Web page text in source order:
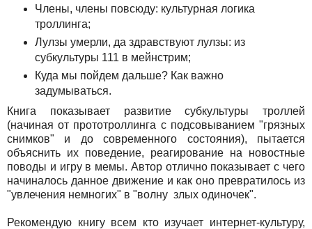
Члены, члены повсюду: культурная логика
троллинга;
Лулзы умерли, да здравствуют лулзы: из
субкультуры 111 в мейнстрим;
Куда мы пойдем дальше? Как важно
задумываться.
Книга показывает развитие субкультуры троллей
(начиная от прототроллинга с подсовыванием "грязных
снимков" и до современного состояния), пытается
объяснить их поведение, реагирование на новостные
поводы и игру в мемы. Автор отлично показывает с чего
начиналось данное движение и как оно превратилось из
"увлечения немногих" в "волну злых одиночек".
Рекомендую книгу всем кто изучает интернет-культуру,